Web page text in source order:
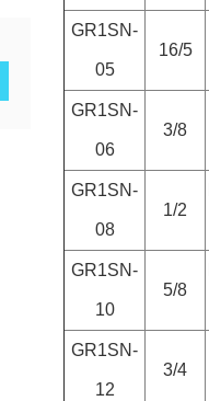
GR1SN-
05
16/5
GR1SN-
06
3/8
GR1SN-
08
1/2
GR1SN-
10
5/8
GR1SN-
12
3/4